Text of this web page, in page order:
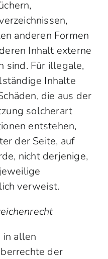
anderen Formen
Inhalt externe
sind. Für illegale,
Inhalte
die aus der
solcherart
entstehen,
der Seite, auf
nicht derjenige,
verweist.
allen
der